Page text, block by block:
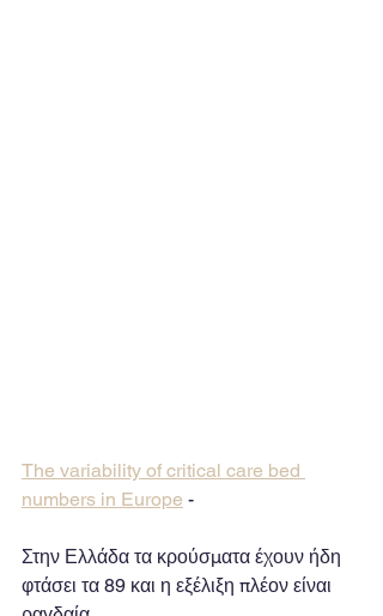
The variability of critical care bed
numbers in Europe -
Στην Ελλάδα τα κρούσματα έχουν ήδη
φτάσει τα 89 και η εξέλιξη πλέον είναι